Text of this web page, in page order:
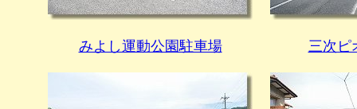
みよし運動公園駐車場 三次ピ